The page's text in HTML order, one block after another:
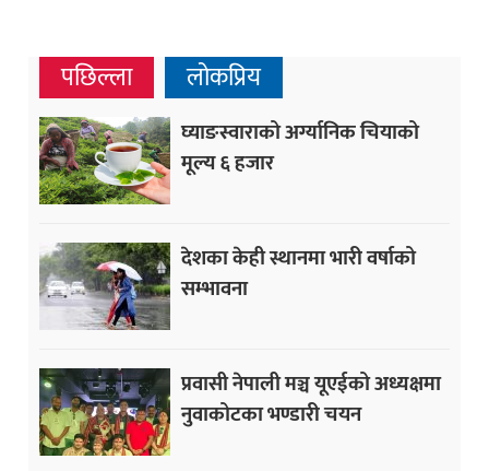
पछिल्ला लोकप्रिय
घ्याङस्वाराको अर्ग्यानिक चियाको
मूल्य ६ हजार
देशका केही स्थानमा भारी वर्षाको
सम्भावना
प्रवासी नेपाली मञ्च यूएईको अध्यक्षमा
नुवाकोटका भण्डारी चयन